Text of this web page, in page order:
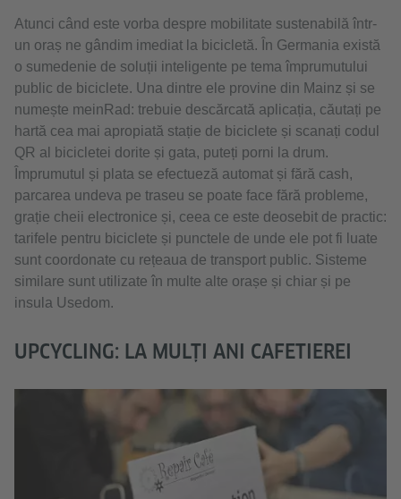
Atunci când este vorba despre mobilitate sustenabilă într-
un oraș ne gândim imediat la bicicletă. În Germania există
o sumedenie de soluții inteligente pe tema împrumutului
public de biciclete. Una dintre ele provine din Mainz și se
numește meinRad: trebuie descărcată aplicația, căutați pe
hartă cea mai apropiată stație de biciclete și scanați codul
QR al bicicletei dorite și gata, puteți porni la drum.
Împrumutul și plata se efectueză automat și fără cash,
parcarea undeva pe traseu se poate face fără probleme,
grație cheii electronice și, ceea ce este deosebit de practic:
tarifele pentru biciclete și punctele de unde ele pot fi luate
sunt coordonate cu rețeaua de transport public. Sisteme
similare sunt utilizate în multe alte orașe și chiar și pe
insula Usedom.
UPCYCLING: LA MULȚI ANI CAFETIEREI